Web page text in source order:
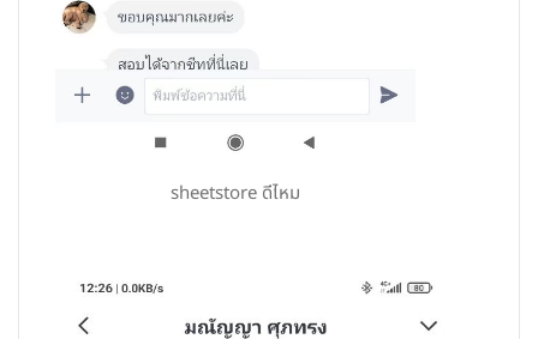
sheetstore ดีไหม